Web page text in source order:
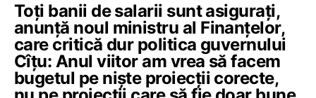
Toți banii de salarii sunt asigurați,
anunță noul ministru al Finanțelor,
care critică dur politica guvernului
Cîțu: Anul viitor am vrea să facem
bugetul pe niște proiecții corecte,